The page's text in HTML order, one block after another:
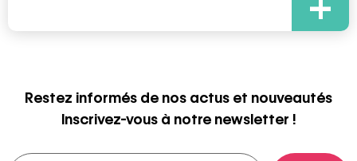
Restez informés de nos actus et nouveautés
Inscrivez-vous à notre newsletter !